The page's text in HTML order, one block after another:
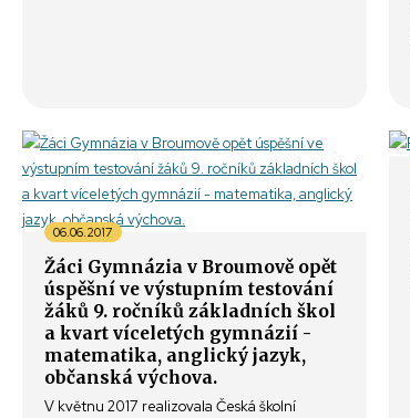
Žáci Gymnázia v Broumově opět
úspěšní ve výstupním testování
žáků 9. ročníků základních škol
a kvart víceletých gymnázií -
matematika, anglický jazyk,
občanská výchova.
06.06.2017
V květnu 2017 realizovala Česká školní